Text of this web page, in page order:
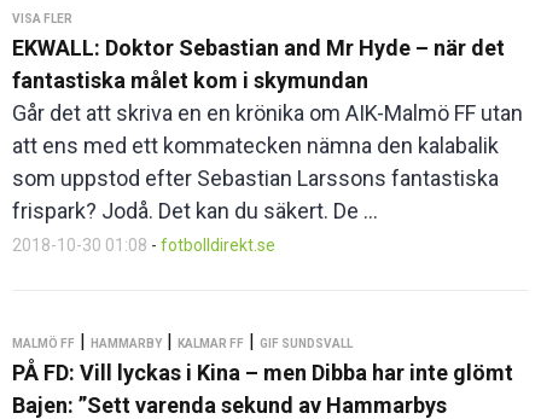
VISA FLER
EKWALL: Doktor Sebastian and Mr Hyde – när det
fantastiska målet kom i skymundan
Går det att skriva en en krönika om AIK-Malmö FF utan
att ens med ett kommatecken nämna den kalabalik
som uppstod efter Sebastian Larssons fantastiska
frispark? Jodå. Det kan du säkert. De ...
2018-10-30 01:08 - fotbolldirekt.se
MALMÖ FF | HAMMARBY | KALMAR FF | GIF SUNDSVALL
PÅ FD: Vill lyckas i Kina – men Dibba har inte glömt
Bajen: ”Sett varenda sekund av Hammarbys